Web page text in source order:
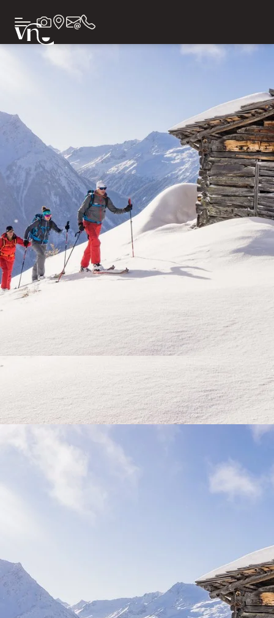
Erleben Sie das Skifahren in unserer Berghütte im
Salzburger Land, umgeben von herrlichen
Schneelandschaften und Wintersportabenteuern.